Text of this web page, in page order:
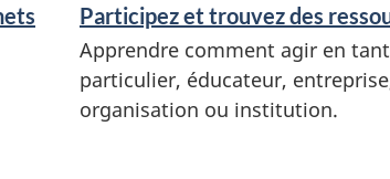
Participez et trouvez des
Apprendre comment agir en
particulier, éducateur,
organisation ou institution.